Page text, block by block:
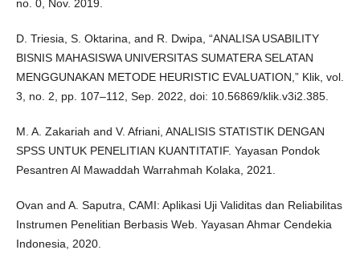
no. 0, Nov. 2019.
D. Triesia, S. Oktarina, and R. Dwipa, “ANALISA USABILITY
BISNIS MAHASISWA UNIVERSITAS SUMATERA SELATAN
MENGGUNAKAN METODE HEURISTIC EVALUATION,” Klik, vol.
3, no. 2, pp. 107–112, Sep. 2022, doi: 10.56869/klik.v3i2.385.
M. A. Zakariah and V. Afriani, ANALISIS STATISTIK DENGAN
SPSS UNTUK PENELITIAN KUANTITATIF. Yayasan Pondok
Pesantren Al Mawaddah Warrahmah Kolaka, 2021.
Ovan and A. Saputra, CAMI: Aplikasi Uji Validitas dan Reliabilitas
Instrumen Penelitian Berbasis Web. Yayasan Ahmar Cendekia
Indonesia, 2020.